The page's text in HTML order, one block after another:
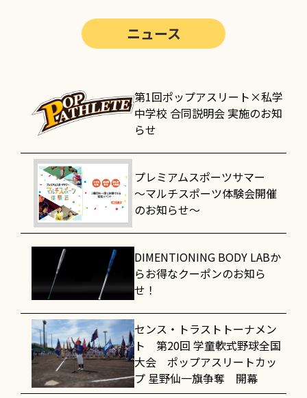
ニュース
第1回ポップアスリート×私学
中学校 合同説明会 実施のお知
らせ
プレミアムスポーツサマー
～マルチスポーツ体験会開催
のお知らせ～
DIMENTIONING BODY LABか
らお得なクーポンのお知ら
せ！
センス・トラストトーナメン
ト 第20回 学童軟式野球全国
大会 ポップアスリートカッ
プ 星野仙一旗争奪 開幕